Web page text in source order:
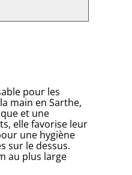
pour les
main en Sarthe,
et une
elle favorise leur
une hygiène
sur le dessus.
au plus large